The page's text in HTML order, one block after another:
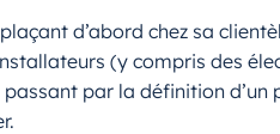
d’abord chez sa
(y compris des
par la définition d’un